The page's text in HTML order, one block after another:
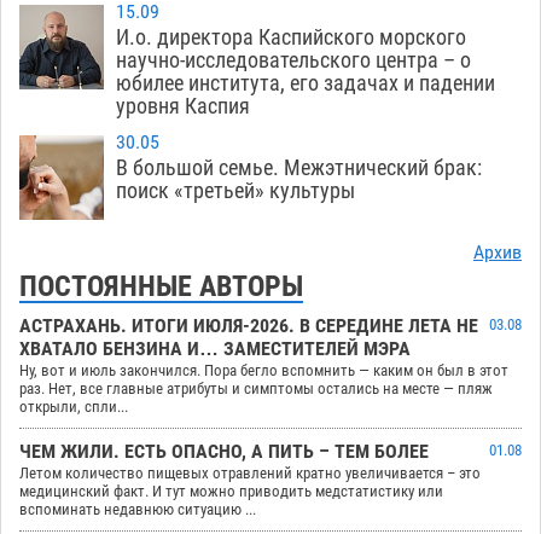
15.09
И.о. директора Каспийского морского
научно-исследовательского центра – о
юбилее института, его задачах и падении
уровня Каспия
30.05
В большой семье. Межэтнический брак:
поиск «третьей» культуры
Архив
ПОСТОЯННЫЕ АВТОРЫ
АСТРАХАНЬ. ИТОГИ ИЮЛЯ-2026. В СЕРЕДИНЕ ЛЕТА НЕ
ХВАТАЛО БЕНЗИНА И… ЗАМЕСТИТЕЛЕЙ МЭРА
03.08
Ну, вот и июль закончился. Пора бегло вспомнить — каким он был в этот
раз. Нет, все главные атрибуты и симптомы остались на месте — пляж
открыли, спли...
ЧЕМ ЖИЛИ. ЕСТЬ ОПАСНО, А ПИТЬ – ТЕМ БОЛЕЕ
01.08
Летом количество пищевых отравлений кратно увеличивается – это
медицинский факт. И тут можно приводить медстатистику или
вспоминать недавнюю ситуацию ...